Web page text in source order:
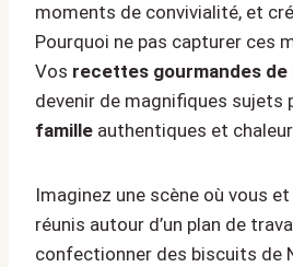
moments de convivialité, et
Pourquoi ne pas capturer ces
Vos recettes gourmandes de
devenir de magnifiques sujets
famille authentiques et
Imaginez une scène où vous
réunis autour d’un plan de
confectionner des biscuits de